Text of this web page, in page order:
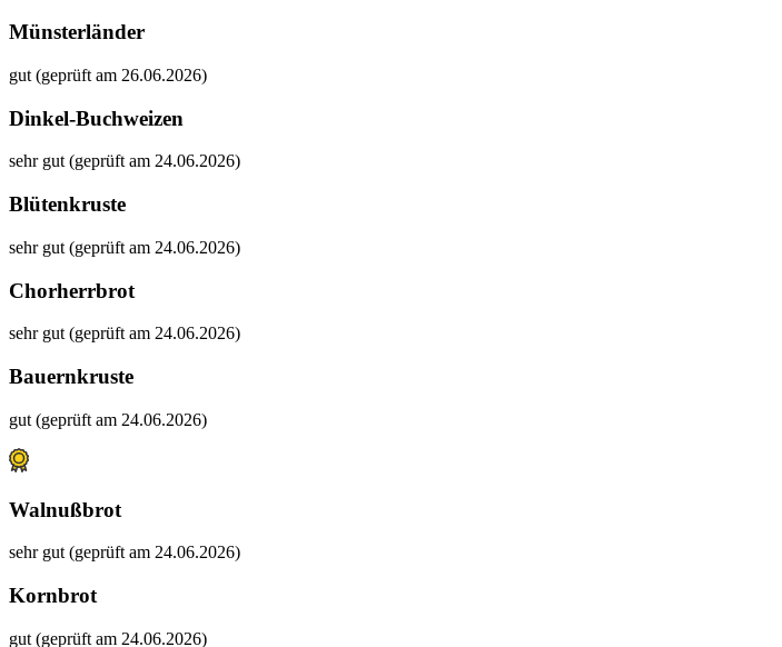
Münsterländer
gut (geprüft am 26.06.2026)
Dinkel-Buchweizen
sehr gut (geprüft am 24.06.2026)
Blütenkruste
sehr gut (geprüft am 24.06.2026)
Chorherrbrot
sehr gut (geprüft am 24.06.2026)
Bauernkruste
gut (geprüft am 24.06.2026)
Walnußbrot
sehr gut (geprüft am 24.06.2026)
Kornbrot
gut (geprüft am 24.06.2026)